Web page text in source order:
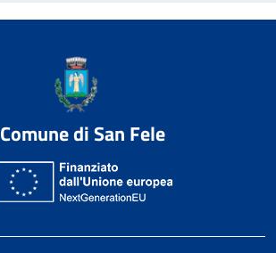
Comune di San Fele